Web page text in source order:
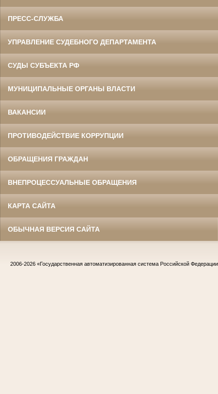
ПРЕСС-СЛУЖБА
УПРАВЛЕНИЕ СУДЕБНОГО ДЕПАРТАМЕНТА
СУДЫ СУБЪЕКТА РФ
МУНИЦИПАЛЬНЫЕ ОРГАНЫ ВЛАСТИ
ВАКАНСИИ
ПРОТИВОДЕЙСТВИЕ КОРРУПЦИИ
ОБРАЩЕНИЯ ГРАЖДАН
ВНЕПРОЦЕССУАЛЬНЫЕ ОБРАЩЕНИЯ
КАРТА САЙТА
ОБЫЧНАЯ ВЕРСИЯ САЙТА
2006-2026 «Государственная автоматизированная система Российской